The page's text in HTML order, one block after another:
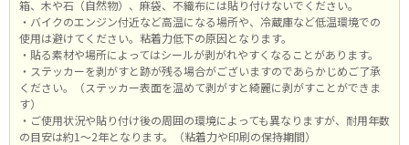
箱、木や石（自然物）、麻袋、不織布には貼り付けないでください。
・バイクのエンジン付近など高温になる場所や、冷蔵庫など低温環境での
使用は避けてください。粘着力低下の原因となります。
・貼る素材や場所によってはシールが剥がれやすくなることがあります。
・ステッカーを剥がすと跡が残る場合がございますのであらかじめご了承
ください。（ステッカー表面を温めて剥がすと綺麗に剥がすことができま
す）
・ご使用状況や貼り付け後の周囲の環境によっても異なりますが、耐用年数
の目安は約1～2年となります。（粘着力や印刷の保持期間）